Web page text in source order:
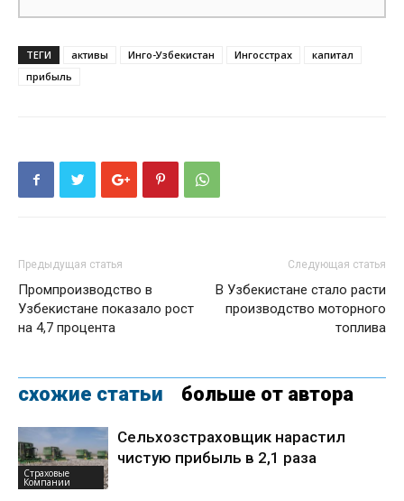
ТЕГИ активы Инго-Узбекистан Ингосстрах
капитал
прибыль
Предыдущая статья
Промпроизводство в
Узбекистане показало рост
на 4,7 процента
Следующая статья
В Узбекистане стало расти
производство моторного
топлива
схожие статьи больше от автора
Страховые
Компании
Сельхозстраховщик нарастил
чистую прибыль в 2,1 раза